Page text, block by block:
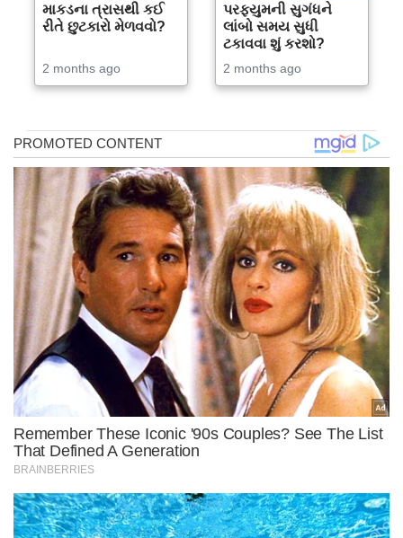
માકડના ત્રાસથી કઈ
રીતે છુટકારો મેળવવો?
2 months ago
પરફ્યુમની સુગંધને
લાંબો સમય સુધી
ટકાવવા શું કરશો?
2 months ago